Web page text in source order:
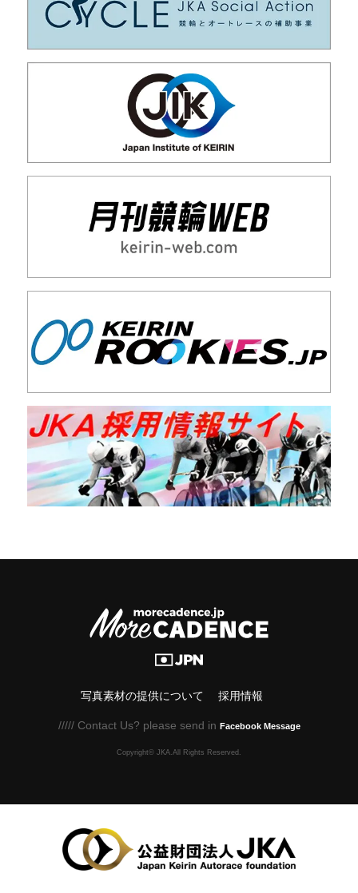
写真素材の提供について 採用情報
///// Contact Us? please send in Facebook Message
Copyright© JKA.All Rights Reserved.